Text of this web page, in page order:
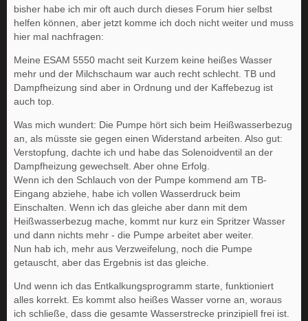
bisher habe ich mir oft auch durch dieses Forum hier selbst
helfen können, aber jetzt komme ich doch nicht weiter und muss
hier mal nachfragen:
Meine ESAM 5550 macht seit Kurzem keine heißes Wasser
mehr und der Milchschaum war auch recht schlecht. TB und
Dampfheizung sind aber in Ordnung und der Kaffebezug ist
auch top.
Was mich wundert: Die Pumpe hört sich beim Heißwasserbezug
an, als müsste sie gegen einen Widerstand arbeiten. Also gut:
Verstopfung, dachte ich und habe das Solenoidventil an der
Dampfheizung gewechselt. Aber ohne Erfolg.
Wenn ich den Schlauch von der Pumpe kommend am TB-
Eingang abziehe, habe ich vollen Wasserdruck beim
Einschalten. Wenn ich das gleiche aber dann mit dem
Heißwasserbezug mache, kommt nur kurz ein Spritzer Wasser
und dann nichts mehr - die Pumpe arbeitet aber weiter.
Nun hab ich, mehr aus Verzweifelung, noch die Pumpe
getauscht, aber das Ergebnis ist das gleiche.
Und wenn ich das Entkalkungsprogramm starte, funktioniert
alles korrekt. Es kommt also heißes Wasser vorne an, woraus
ich schließe, dass die gesamte Wasserstrecke prinzipiell frei ist.